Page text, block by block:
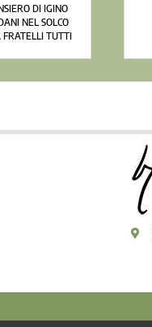
DI IGINO
NEL SOLCO
FRATELLI TUTTI